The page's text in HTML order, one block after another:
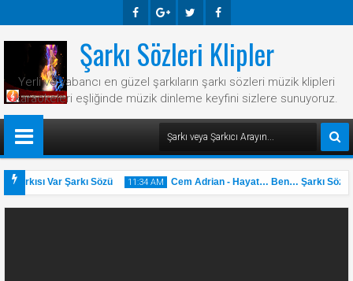
Ook E-
Plus
R Ook
Şarkı Sözleri Klipler
Yerli ve yabancı en güzel şarkıların şarkı sözleri müzik klipleri
karaokeleri eşliğinde müzik dinleme keyfini sizlere sunuyoruz.
Var Şarkı Sözü 11:34 AM Cem Adrian - Hayat… Ben… Şarkı Sözü